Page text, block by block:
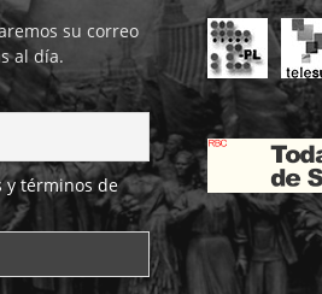
su correo
al día.
y términos de